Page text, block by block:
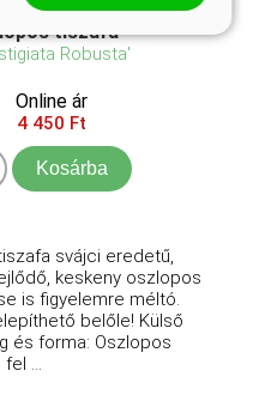
tiszafa
Robusta'
Online ár
4 450 Ft
Kosárba
svájci eredetű,
keskeny oszlopos
is figyelemre méltó.
belőle! Külső
és forma: Oszlopos
fel ...